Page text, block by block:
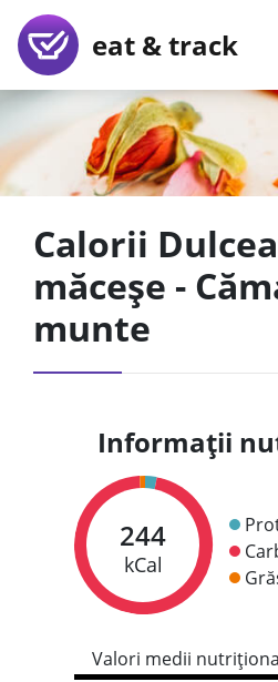
eat & track
Calorii
măceșe -
munte
Informații
244
kCal
Valori medii